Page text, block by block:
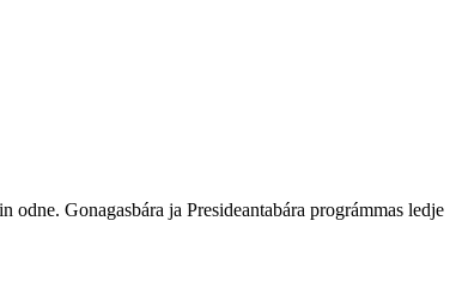
Gonagasbára ja Presideantabára prográmmas ledje